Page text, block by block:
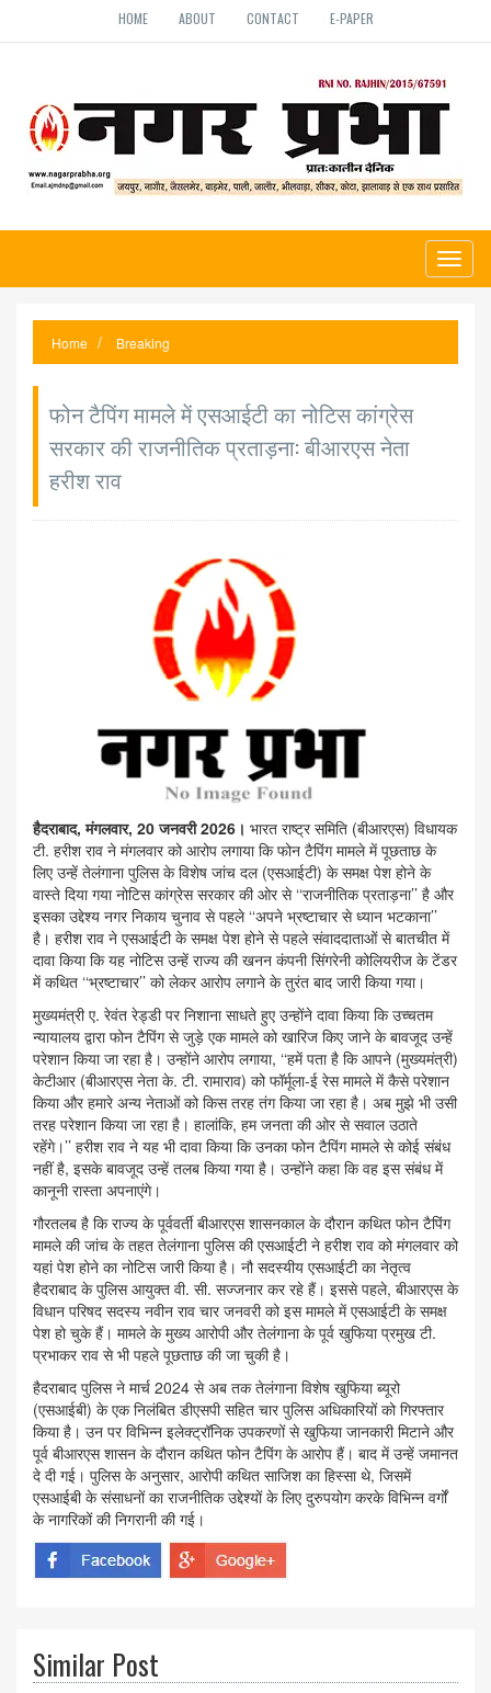
HOME ABOUT CONTACT E-PAPER
Home Breaking
फोन टैपिंग मामले में एसआईटी का नोटिस कांग्रेस
सरकार की राजनीतिक प्रताड़ना: बीआरएस नेता
हरीश राव
हैदराबाद, मंगलवार, 20 जनवरी 2026। भारत राष्ट्र समिति (बीआरएस) विधायक
टी. हरीश राव ने मंगलवार को आरोप लगाया कि फोन टैपिंग मामले में पूछताछ के
लिए उन्हें तेलंगाना पुलिस के विशेष जांच दल (एसआईटी) के समक्ष पेश होने के
वास्ते दिया गया नोटिस कांग्रेस सरकार की ओर से ‘‘राजनीतिक प्रताड़ना’’ है और
इसका उद्देश्य नगर निकाय चुनाव से पहले ‘‘अपने भ्रष्टाचार से ध्यान भटकाना’’
है। हरीश राव ने एसआईटी के समक्ष पेश होने से पहले संवाददाताओं से बातचीत में
दावा किया कि यह नोटिस उन्हें राज्य की खनन कंपनी सिंगरेनी कोलियरीज के टेंडर
में कथित ‘‘भ्रष्टाचार’’ को लेकर आरोप लगाने के तुरंत बाद जारी किया गया।
मुख्यमंत्री ए. रेवंत रेड्डी पर निशाना साधते हुए उन्होंने दावा किया कि उच्चतम
न्यायालय द्वारा फोन टैपिंग से जुड़े एक मामले को खारिज किए जाने के बावजूद उन्हें
परेशान किया जा रहा है। उन्होंने आरोप लगाया, ‘‘हमें पता है कि आपने (मुख्यमंत्री)
केटीआर (बीआरएस नेता के. टी. रामाराव) को फॉर्मूला-ई रेस मामले में कैसे परेशान
किया और हमारे अन्य नेताओं को किस तरह तंग किया जा रहा है। अब मुझे भी उसी
तरह परेशान किया जा रहा है। हालांकि, हम जनता की ओर से सवाल उठाते
रहेंगे।’’ हरीश राव ने यह भी दावा किया कि उनका फोन टैपिंग मामले से कोई संबंध
नहीं है, इसके बावजूद उन्हें तलब किया गया है। उन्होंने कहा कि वह इस संबंध में
कानूनी रास्ता अपनाएंगे।
गौरतलब है कि राज्य के पूर्ववर्ती बीआरएस शासनकाल के दौरान कथित फोन टैपिंग
मामले की जांच के तहत तेलंगाना पुलिस की एसआईटी ने हरीश राव को मंगलवार को
यहां पेश होने का नोटिस जारी किया है। नौ सदस्यीय एसआईटी का नेतृत्व
हैदराबाद के पुलिस आयुक्त वी. सी. सज्जनार कर रहे हैं। इससे पहले, बीआरएस के
विधान परिषद सदस्य नवीन राव चार जनवरी को इस मामले में एसआईटी के समक्ष
पेश हो चुके हैं। मामले के मुख्य आरोपी और तेलंगाना के पूर्व खुफिया प्रमुख टी.
प्रभाकर राव से भी पहले पूछताछ की जा चुकी है।
हैदराबाद पुलिस ने मार्च 2024 से अब तक तेलंगाना विशेष खुफिया ब्यूरो
(एसआईबी) के एक निलंबित डीएसपी सहित चार पुलिस अधिकारियों को गिरफ्तार
किया है। उन पर विभिन्न इलेक्ट्रॉनिक उपकरणों से खुफिया जानकारी मिटाने और
पूर्व बीआरएस शासन के दौरान कथित फोन टैपिंग के आरोप हैं। बाद में उन्हें जमानत
दे दी गई। पुलिस के अनुसार, आरोपी कथित साजिश का हिस्सा थे, जिसमें
एसआईबी के संसाधनों का राजनीतिक उद्देश्यों के लिए दुरुपयोग करके विभिन्न वर्गों
के नागरिकों की निगरानी की गई।
Similar Post